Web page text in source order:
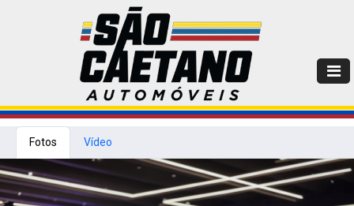
Fotos Vídeo